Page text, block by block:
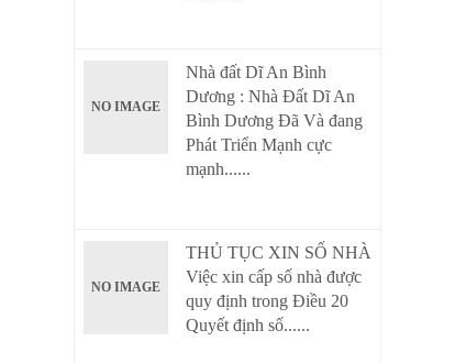
NO IMAGE
Nhà đất Dĩ An Bình
Dương : Nhà Đất Dĩ An
Bình Dương Đã Và đang
Phát Triển Mạnh cực
mạnh......
NO IMAGE
THỦ TỤC XIN SỐ NHÀ
Việc xin cấp số nhà được
quy định trong Điều 20
Quyết định số......